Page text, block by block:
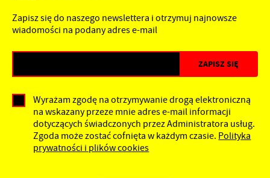
Zapisz się do naszego newslettera i otrzymuj najnowsze
wiadomości na podany adres e-mail
Wyrażam zgodę na otrzymywanie drogą elektroniczną
na wskazany przeze mnie adres e-mail informacji
dotyczących świadczonych przez Administratora usług.
Zgoda może zostać cofnięta w każdym czasie. Polityka
prywatności i plików cookies